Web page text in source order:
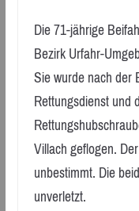
Die 71-jährige
Bezirk Urfahr-
Sie wurde nach der
Rettungsdienst und
Villach geflogen.
unbestimmt. Die
unverletzt.